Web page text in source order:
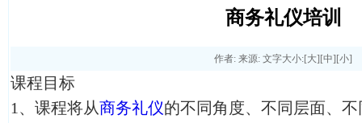
商务礼仪培训
作者: 来源: 文字大小:[大][中][小]
课程目标
1、课程将从商务礼仪的不同角度、不同层面、